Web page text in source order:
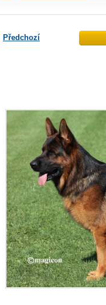
Předchozí